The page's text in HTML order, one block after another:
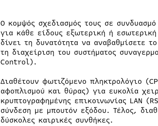
Ο κομψός σχεδιασμός τους σε
για κάθε είδους εξωτερική ή
δίνει τη δυνατότητα να αναβαθμίσετε
τη διαχείριση του συστήματος
Control).
Διαθέτουν φωτιζόμενο πληκτρολόγιο
αφοπλισμού και θύρας) για ευκολία
κρυπτογραφημένης επικοινωνίας LAN
σύνδεση με μπουτόν εξόδου. Τέλος,
δύσκολες καιρικές συνθήκες.